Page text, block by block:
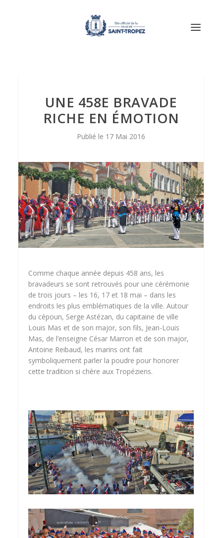
UNE 458E BRAVADE
RICHE EN ÉMOTION
17 Mai 2016
Comme chaque année depuis 458 ans, les
bravadeurs se sont retrouvés pour une cérémonie
de trois jours – les 16, 17 et 18 mai – dans les
endroits les plus emblématiques de la ville. Autour
du cépoun, Serge Astézan, du capitaine de ville
Louis Mas et de son major, son fils, Jean-Louis
Mas, de l’enseigne César Marron et de son major,
Antoine Reibaud, les marins ont fait
symboliquement parler la poudre pour honorer
cette tradition si chère aux Tropéziens.